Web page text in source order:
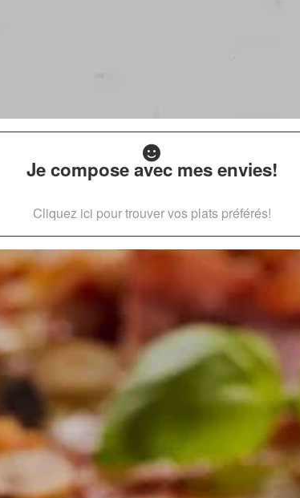
Je compose avec mes envies!
Cliquez ici pour trouver vos plats préférés!